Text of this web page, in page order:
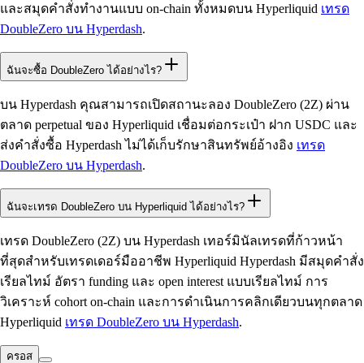
และสมุดคำสั่งทำงานแบบ on-chain ทั้งหมดบน Hyperliquid เทรด
DoubleZero บน Hyperdash.
ฉันจะซื้อ DoubleZero ได้อย่างไร?
บน Hyperdash คุณสามารถเปิดสถานะลอง DoubleZero (2Z) ผ่าน
ตลาด perpetual ของ Hyperliquid เชื่อมต่อกระเป๋า ฝาก USDC และ
ส่งคำสั่งซื้อ Hyperdash ไม่ได้เก็บรักษาสินทรัพย์อ้างอิง เทรด
DoubleZero บน Hyperdash.
ฉันจะเทรด DoubleZero บน Hyperliquid ได้อย่างไร?
เทรด DoubleZero (2Z) บน Hyperdash เทอร์มินัลเทรดที่ก้าวหน้า
ที่สุดสำหรับเทรดเดอร์มืออาชีพ Hyperliquid Hyperdash มีสมุดคำสั่ง
เรียลไทม์ อัตรา funding และ open interest แบบเรียลไทม์ การ
วิเคราะห์ cohort on-chain และการดำเนินการคลิกเดียวบนทุกตลาด
Hyperliquid เทรด DoubleZero บน Hyperdash.
ครอส